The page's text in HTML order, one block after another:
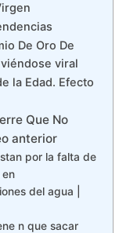
De Oro De
viral
la Edad. Efecto
Que No
anterior
por la falta de
del agua |
n que sacar